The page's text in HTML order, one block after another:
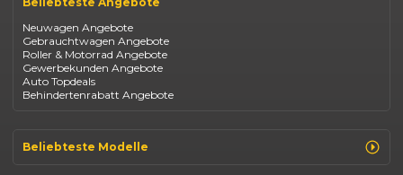
Neuwagen Angebote
Gebrauchtwagen Angebote
Roller & Motorrad Angebote
Gewerbekunden Angebote
Auto Topdeals
Behindertenrabatt Angebote
Beliebteste Modelle